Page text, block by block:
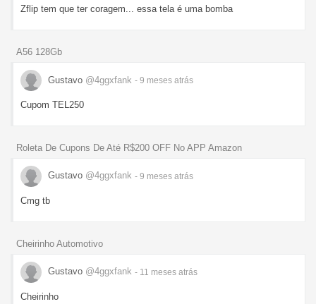
Zflip tem que ter coragem... essa tela é uma bomba
A56 128Gb
Gustavo @4ggxfank - 9 meses atrás
Cupom TEL250
Roleta De Cupons De Até R$200 OFF No APP Amazon
Gustavo @4ggxfank - 9 meses atrás
Cmg tb
Cheirinho Automotivo
Gustavo @4ggxfank - 11 meses atrás
Cheirinho